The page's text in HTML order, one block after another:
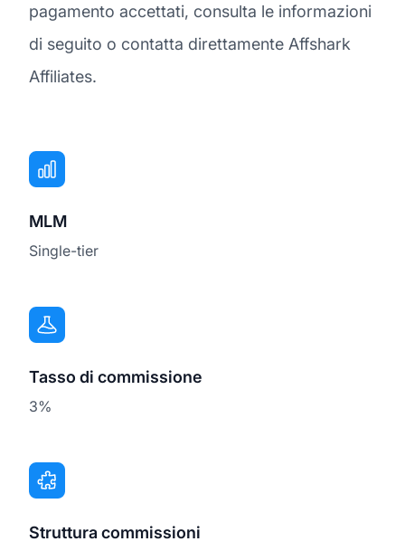
pagamento accettati, consulta le informazioni
di seguito o contatta direttamente Affshark
Affiliates.
MLM
Single-tier
Tasso di commissione
3%
Struttura commissioni